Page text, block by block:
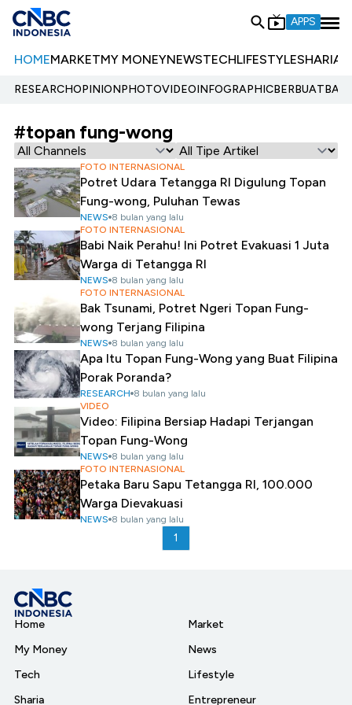
APPS
HOMEMARKETMY MONEYNEWSTECHLIFESTYLESHARIA
RESEARCHOPINIONPHOTOVIDEOINFOGRAPHIC
#topan fung-wong
FOTO INTERNASIONAL
Potret Udara Tetangga RI Digulung Topan
Fung-wong, Puluhan Tewas
NEWS 8 bulan yang lalu
FOTO INTERNASIONAL
Babi Naik Perahu! Ini Potret Evakuasi 1 Juta
Warga di Tetangga RI
NEWS 8 bulan yang lalu
FOTO INTERNASIONAL
Bak Tsunami, Potret Ngeri Topan Fung-
wong Terjang Filipina
NEWS 8 bulan yang lalu
Apa Itu Topan Fung-Wong yang Buat Filipina
Porak Poranda?
RESEARCH 8 bulan yang lalu
VIDEO
Video: Filipina Bersiap Hadapi Terjangan
Topan Fung-Wong
NEWS 8 bulan yang lalu
FOTO INTERNASIONAL
Petaka Baru Sapu Tetangga RI, 100.000
Warga Dievakuasi
NEWS 8 bulan yang lalu
1
Home
My Money
Tech
Sharia
Market
News
Lifestyle
Entrepreneur